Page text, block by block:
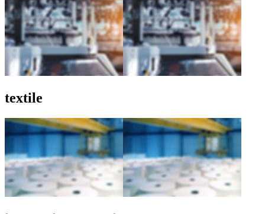
textile